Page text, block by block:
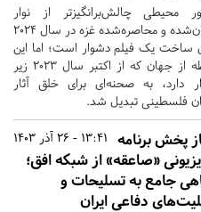
محیطی چالش‌برانگیزتر از نوار
ویران‌شده و محاصره‌شده غزه در سال ٢٠٢٤
ساخت یک فیلم دشوار است؛ اما این
نقطه از جهان که از اکتبر سال ٢٠٢٣ زیر
دارد، به صحنه‌ای برای خلق آثار
فلسطینی تبدیل شد.
13:41 - 26 آذر 1403
پخش برنامه
«صاعقه» از شبکه افق؛
جامع به تسلیحات و
دفاعی ایران